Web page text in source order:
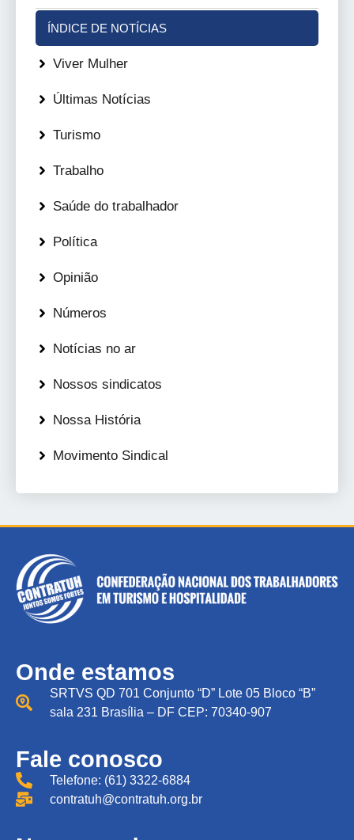
ÍNDICE DE NOTÍCIAS
Viver Mulher
Últimas Notícias
Turismo
Trabalho
Saúde do trabalhador
Política
Opinião
Números
Notícias no ar
Nossos sindicatos
Nossa História
Movimento Sindical
Onde estamos
SRTVS QD 701 Conjunto “D” Lote 05 Bloco “B”
sala 231 Brasília – DF CEP: 70340-907
Fale conosco
Telefone: (61) 3322-6884
contratuh@contratuh.org.br